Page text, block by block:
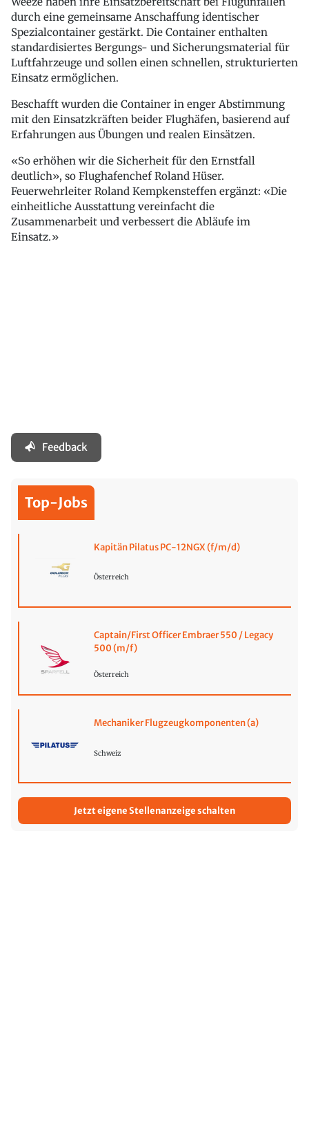
durch eine gemeinsame Anschaffung identischer
Spezialcontainer gestärkt. Die Container enthalten
standardisiertes Bergungs- und Sicherungsmaterial für
Luftfahrzeuge und sollen einen schnellen, strukturierten
Einsatz ermöglichen.
Beschafft wurden die Container in enger Abstimmung
mit den Einsatzkräften beider Flughäfen, basierend auf
Erfahrungen aus Übungen und realen Einsätzen.
«So erhöhen wir die Sicherheit für den Ernstfall
deutlich», so Flughafenchef Roland Hüser.
Feuerwehrleiter Roland Kempkensteffen ergänzt: «Die
einheitliche Ausstattung vereinfacht die
Zusammenarbeit und verbessert die Abläufe im
Einsatz.»
Feedback
Top-Jobs
Kapitän Pilatus PC-12NGX (f/m/d)
Österreich
Captain/First Officer Embraer 550 / Legacy
500 (m/f)
Österreich
Mechaniker Flugzeugkomponenten (a)
Schweiz
Jetzt eigene Stellenanzeige schalten